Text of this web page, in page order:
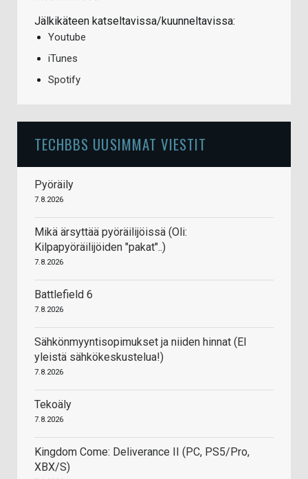
Jälkikäteen katseltavissa/kuunneltavissa:
Youtube
iTunes
Spotify
TECHBBS UUSIMMAT VIESTIT
Pyöräily
7.8.2026
Mikä ärsyttää pyöräilijöissä (Oli:
Kilpapyöräilijöiden "pakat"..)
7.8.2026
Battlefield 6
7.8.2026
Sähkönmyyntisopimukset ja niiden hinnat (EI
yleistä sähkökeskustelua!)
7.8.2026
Tekoäly
7.8.2026
Kingdom Come: Deliverance II (PC, PS5/Pro,
XBX/S)